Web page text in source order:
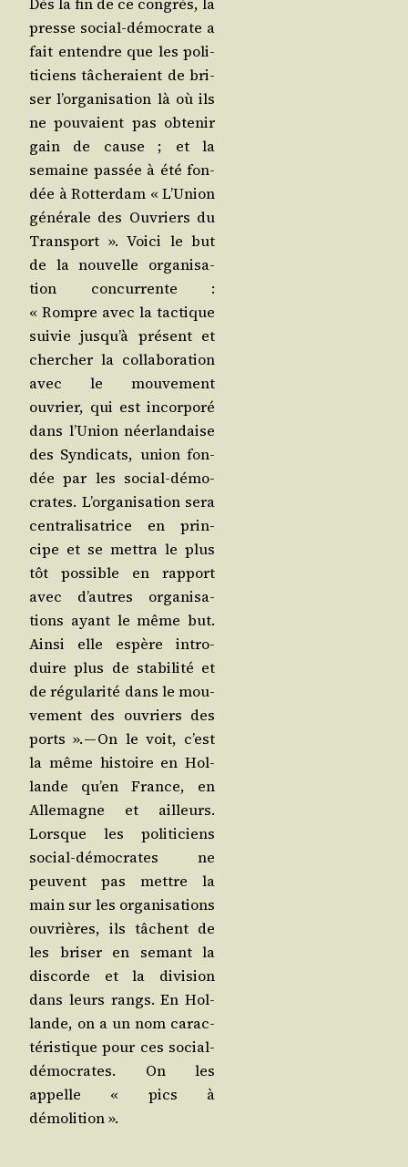
presse social-démo­crate a
fait entendre que les poli­
ti­ciens tâche­raient de bri­
ser l’or­ga­ni­sa­tion là où ils
ne pou­vaient pas obte­nir
gain de cause ; et la
semaine pas­sée à été fon­
dée à Rot­ter­dam « L’Union
géné­rale des Ouvriers du
Trans­port ». Voi­ci le but
de la nou­velle orga­ni­sa­
tion concur­rente :
« Rompre avec la tac­tique
sui­vie jus­qu’à pré­sent et
cher­cher la col­la­bo­ra­tion
avec le mou­ve­ment
ouvrier, qui est incor­po­ré
dans l’U­nion néer­lan­daise
des Syn­di­cats, union fon­
dée par les social-démo­
crates. L’or­ga­ni­sa­tion sera
cen­tra­li­sa­trice en prin­
cipe et se met­tra le plus
tôt pos­sible en rap­port
avec d’autres orga­ni­sa­
tions ayant le même but.
Ain­si elle espère intro­
duire plus de sta­bi­li­té et
de régu­la­ri­té dans le mou­
ve­ment des ouvriers des
ports ». — On le voit, c’est
la même his­toire en Hol­
lande qu’en France, en
Alle­magne et ailleurs.
Lorsque les poli­ti­ciens
social-démo­crates ne
peuvent pas mettre la
main sur les orga­ni­sa­tions
ouvrières, ils tâchent de
les bri­ser en semant la
dis­corde et la divi­sion
dans leurs rangs. En Hol­
lande, on a un nom carac­
té­ris­tique pour ces social-
démo­crates. On les
appelle « pics à
démolition ».